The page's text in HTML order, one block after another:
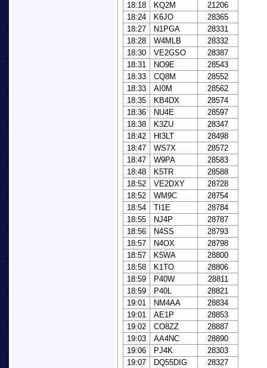
18:18
KQ2M
21206
18:24
K6JO
28365
18:27
N1PGA
28331
18:28
W4MLB
28332
18:30
VE2GSO
28387
18:31
NO9E
28543
18:33
CQ8M
28552
18:33
AI0M
28562
18:35
KB4DX
28574
18:36
NU4E
28597
18:38
K3ZU
28347
18:42
HI3LT
28498
18:47
WS7X
28572
18:47
W9PA
28583
18:48
K5TR
28588
18:52
VE2DXY
28728
18:52
WM9C
28754
18:54
TI1E
28784
18:55
NJ4P
28787
18:56
N4SS
28793
18:57
N4OX
28798
18:57
K5WA
28800
18:58
K1TO
28806
18:59
P40W
28811
18:59
P40L
28821
19:01
NM4AA
28834
19:01
AE1P
28853
19:02
CO8ZZ
28887
19:03
AA4NC
28890
19:06
PJ4K
28303
19:07
DQ55DIG
28327